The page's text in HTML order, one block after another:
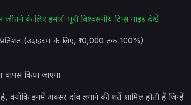
के लिए हमारी पूरी विश्वसनीय टिप्स गाइड देखें
(उदाहरण के लिए, ₹10,000 तक 100%)
किया जाएगा
इनमें अक्सर दांव लगाने की शर्तें शामिल होती हैं जिन्हें